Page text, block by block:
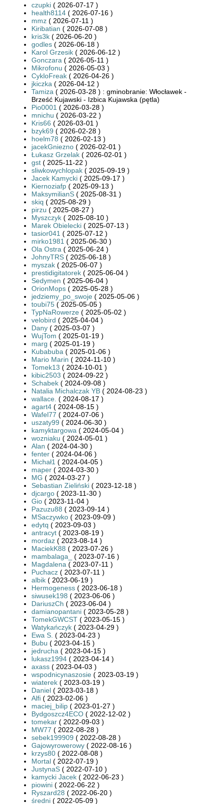
czupki ( 2026-07-17 )
health8114 ( 2026-07-16 )
mmz ( 2026-07-11 )
Kiribatian ( 2026-07-08 )
kris3k ( 2026-06-20 )
godles ( 2026-06-18 )
Karol Grzesik ( 2026-06-12 )
Gonczara ( 2026-05-11 )
Mikrofonu ( 2026-05-03 )
CykloFreak ( 2026-04-26 )
jkiczka ( 2026-04-12 )
Tamiza ( 2026-03-28 ) : gminobranie: Włocławek -
Brześć Kujawski - Izbica Kujawska (pętla)
Pio0001 ( 2026-03-28 )
mnichu ( 2026-03-22 )
Kris66 ( 2026-03-01 )
bzyk69 ( 2026-02-28 )
hoelm78 ( 2026-02-13 )
jacekGniezno ( 2026-02-01 )
Łukasz Grzelak ( 2026-02-01 )
gst ( 2025-11-22 )
sliwkowychlopak ( 2025-09-19 )
Jacek Kamycki ( 2025-09-17 )
Kiernoziafp ( 2025-09-13 )
MaksymilianS ( 2025-08-31 )
skiq ( 2025-08-29 )
pirzu ( 2025-08-27 )
Myszczyk ( 2025-08-10 )
Marek Obielecki ( 2025-07-13 )
tasior041 ( 2025-07-12 )
mirko1981 ( 2025-06-30 )
Ola Ostra ( 2025-06-24 )
JohnyTRS ( 2025-06-18 )
myszak ( 2025-06-07 )
prestidigitatorek ( 2025-06-04 )
Sedymen ( 2025-06-04 )
OrionMops ( 2025-05-28 )
jedziemy_po_swoje ( 2025-05-06 )
toubi75 ( 2025-05-05 )
TypNaRowerze ( 2025-05-02 )
velobird ( 2025-04-04 )
Dany ( 2025-03-07 )
WujTom ( 2025-01-19 )
marg ( 2025-01-19 )
Kubabuba ( 2025-01-06 )
Mario Marin ( 2024-11-10 )
Tomek13 ( 2024-10-01 )
kibic2503 ( 2024-09-22 )
Schabek ( 2024-09-08 )
Natalia Michalczak YB ( 2024-08-23 )
wallace. ( 2024-08-17 )
agart4 ( 2024-08-15 )
Wafel77 ( 2024-07-06 )
uszaty99 ( 2024-06-30 )
kamyktargowa ( 2024-05-04 )
wozniaku ( 2024-05-01 )
Alan ( 2024-04-30 )
fenter ( 2024-04-06 )
Michał1 ( 2024-04-05 )
maper ( 2024-03-30 )
MG ( 2024-03-27 )
Sebastian Zieliński ( 2023-12-18 )
djcargo ( 2023-11-30 )
Gio ( 2023-11-04 )
Pazuzu88 ( 2023-09-14 )
MSaczywko ( 2023-09-09 )
edytq ( 2023-09-03 )
antracyt ( 2023-08-19 )
mordaz ( 2023-08-14 )
MaciekK88 ( 2023-07-26 )
mambalaga_
( 2023-07-16 )
Magdalena ( 2023-07-11 )
Puchacz ( 2023-07-11 )
albik ( 2023-06-19 )
Hermogeness ( 2023-06-18 )
siwusek198 ( 2023-06-06 )
DariuszCh ( 2023-06-04 )
damianopantani ( 2023-05-28 )
TomekGWCST ( 2023-05-15 )
Watykańczyk ( 2023-04-29 )
Ewa S. ( 2023-04-23 )
Bubu ( 2023-04-15 )
jedrucha ( 2023-04-15 )
lukasz1994 ( 2023-04-14 )
axass ( 2023-04-03 )
wspodnicynaszosie ( 2023-03-19 )
wiaterek ( 2023-03-19 )
Daniel ( 2023-03-18 )
Alfi ( 2023-02-06 )
maciej_bilip ( 2023-01-27 )
Bydgoszcz4ECO ( 2022-12-02 )
tomekar ( 2022-09-03 )
MW77 ( 2022-08-28 )
sebek199909 ( 2022-08-28 )
Gajowyrowerowy ( 2022-08-16 )
krzys80 ( 2022-08-08 )
Mortal ( 2022-07-19 )
JustynaS ( 2022-07-10 )
kamycki Jacek ( 2022-06-23 )
piowini ( 2022-06-22 )
Ryszard28 ( 2022-06-20 )
średni ( 2022-05-09 )